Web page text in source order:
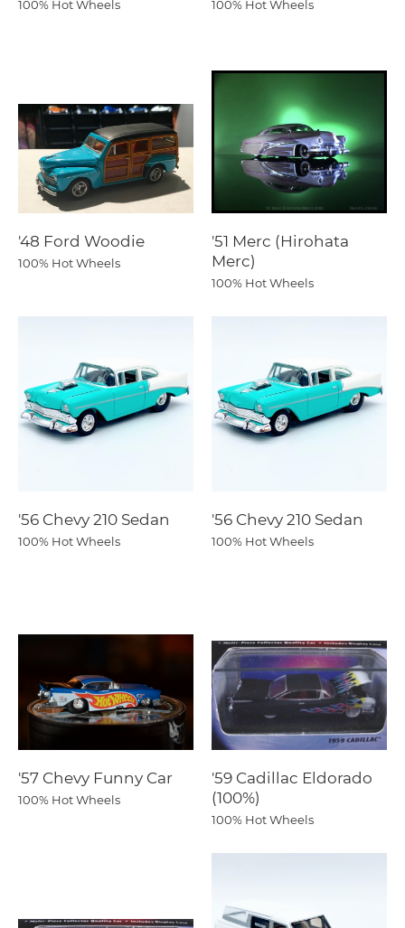
100% Hot Wheels 100% Hot Wheels
'48 Ford Woodie
100% Hot Wheels
'51 Merc (Hirohata
Merc)
100% Hot Wheels
'56 Chevy 210 Sedan
100% Hot Wheels
'56 Chevy 210 Sedan
100% Hot Wheels
'57 Chevy Funny Car
100% Hot Wheels
'59 Cadillac Eldorado
(100%)
100% Hot Wheels